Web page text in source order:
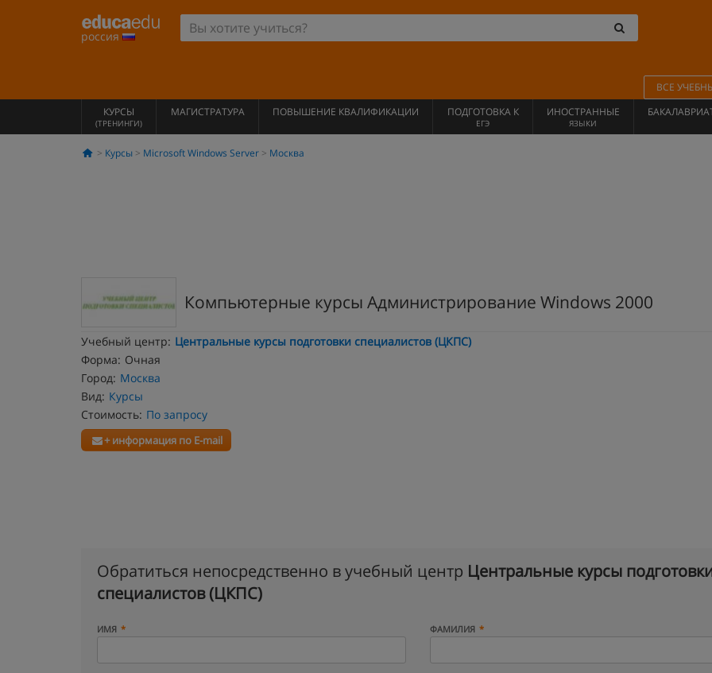
россия
ВСЕ
КУРСЫ
(ТРЕНИНГИ)
МАГИСТРАТУРА ПОВЫШЕНИЕ КВАЛИФИКАЦИИ ПОДГОТОВКА К
ЕГЭ
ИНОСТРАННЫЕ
ЯЗЫКИ
Курсы Microsoft Windows Server Москва
Компьютерные курсы Администрирование Windows 2000
Учебный центр: Центральные курсы подготовки специалистов (ЦКПС)
Форма: Очная
Город: Москва
Вид: Курсы
Стоимость: По запросу
+ информация по E-mail
Обратиться непосредственно в учебный центр Центральные курсы
специалистов (ЦКПС)
ИМЯ ФАМИЛИЯ